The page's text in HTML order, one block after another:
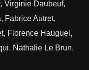
Virginie Daubeuf,
Fabrice Autret,
Florence Hauguel,
Nathalie Le Brun,